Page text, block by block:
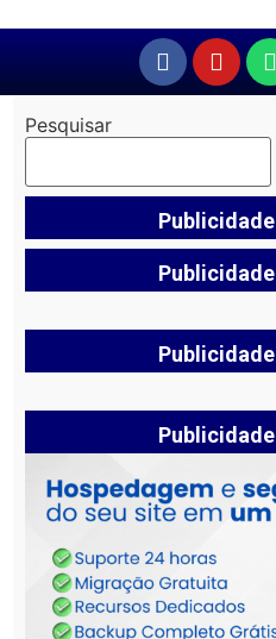
Pesquisar
Publicidade
Publicidade
Publicidade
Publicidade